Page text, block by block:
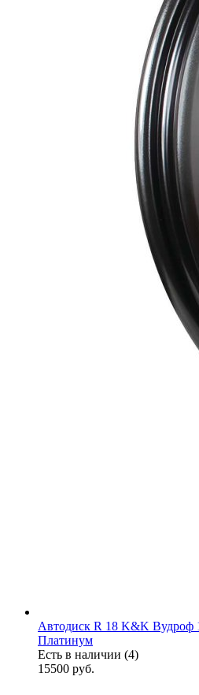
Автодиск R 18 K&K Вудроф
Платинум
Есть в наличии (4)
15500 руб.